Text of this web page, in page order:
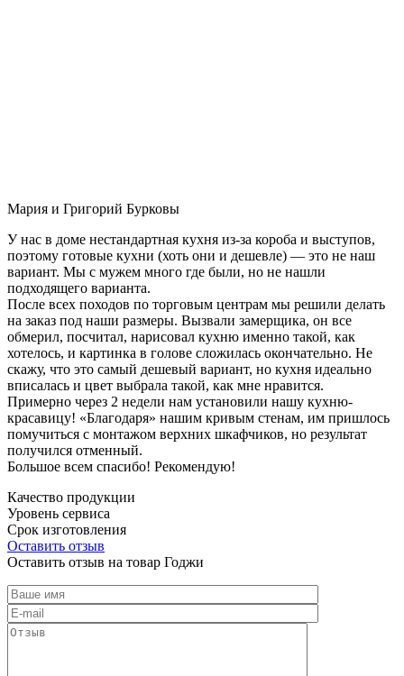
Мария и Григорий Бурковы
У нас в доме нестандартная кухня из-за короба и выступов,
поэтому готовые кухни (хоть они и дешевле) — это не наш
вариант. Мы с мужем много где были, но не нашли
подходящего варианта.
После всех походов по торговым центрам мы решили делать
на заказ под наши размеры. Вызвали замерщика, он все
обмерил, посчитал, нарисовал кухню именно такой, как
хотелось, и картинка в голове сложилась окончательно. Не
скажу, что это самый дешевый вариант, но кухня идеально
вписалась и цвет выбрала такой, как мне нравится.
Примерно через 2 недели нам установили нашу кухню-
красавицу! «Благодаря» нашим кривым стенам, им пришлось
помучиться с монтажом верхних шкафчиков, но результат
получился отменный.
Большое всем спасибо! Рекомендую!
Качество продукции
Уровень сервиса
Срок изготовления
Оставить отзыв
Оставить отзыв на товар Годжи